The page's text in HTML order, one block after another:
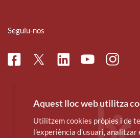
Seguiu-nos
FacebookTwitterLinkedinYoutube
Aquest lloc web utilitza
Utilitzem cookies pròpies i de
l’experiència d’usuari,